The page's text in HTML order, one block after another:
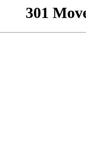
301